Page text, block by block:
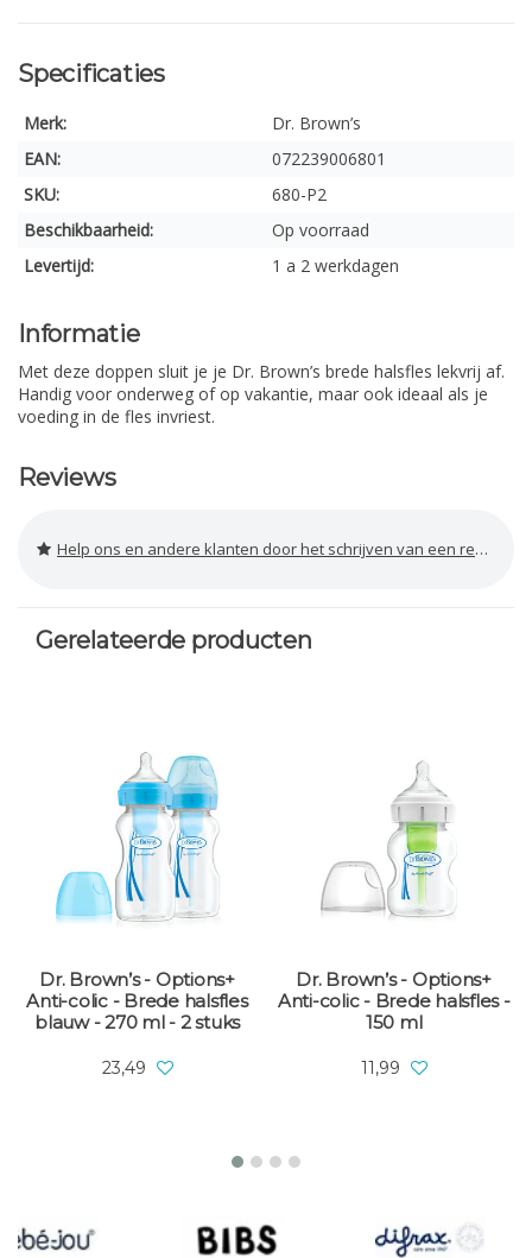
Specificaties
Merk:
Dr. Brown’s
EAN:
072239006801
SKU:
680-P2
Beschikbaarheid:
Op voorraad
Levertijd:
1 a 2 werkdagen
Informatie
Met deze doppen sluit je je Dr. Brown’s brede halsfles lekvrij af.
Handig voor onderweg of op vakantie, maar ook ideaal als je
voeding in de fles invriest.
Reviews
Help ons en andere klanten door het schrijven van een review
Gerelateerde producten
Dr. Brown’s - Options+
Anti-colic - Brede halsfles
blauw - 270 ml - 2 stuks
23,49
Dr. Brown’s - Options+
Anti-colic - Brede halsfles -
150 ml
11,99